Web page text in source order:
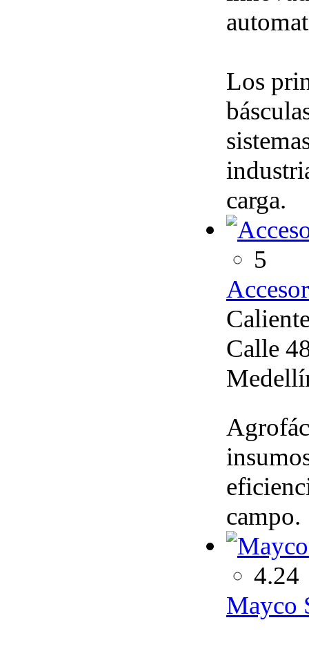
Los
carga.
5
Calle
campo.
4.24
Mayco